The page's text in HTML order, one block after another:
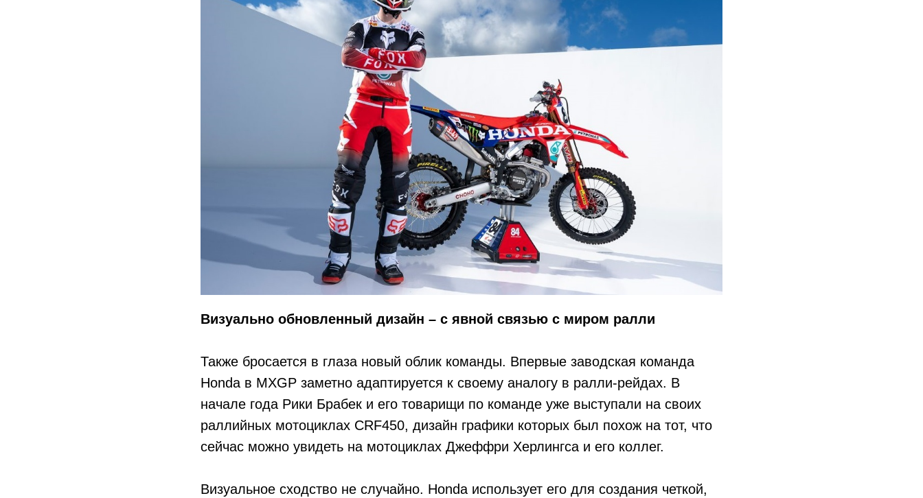
Визуально обновленный дизайн – с явной связью с миром ралли
Также бросается в глаза новый облик команды. Впервые заводская команда
Honda в MXGP заметно адаптируется к своему аналогу в ралли-рейдах. В
начале года Рики Брабек и его товарищи по команде уже выступали на своих
раллийных мотоциклах CRF450, дизайн графики которых был похож на тот, что
сейчас можно увидеть на мотоциклах Джеффри Херлингса и его коллег.
Визуальное сходство не случайно. Honda использует его для создания четкой,